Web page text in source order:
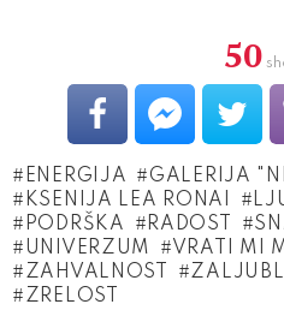
50
ENERGIJA
GALERIJA
KSENIJA LEA RONAI
PODRŠKA
RADOST
UNIVERZUM
VRATI MI
ZAHVALNOST
ZRELOST